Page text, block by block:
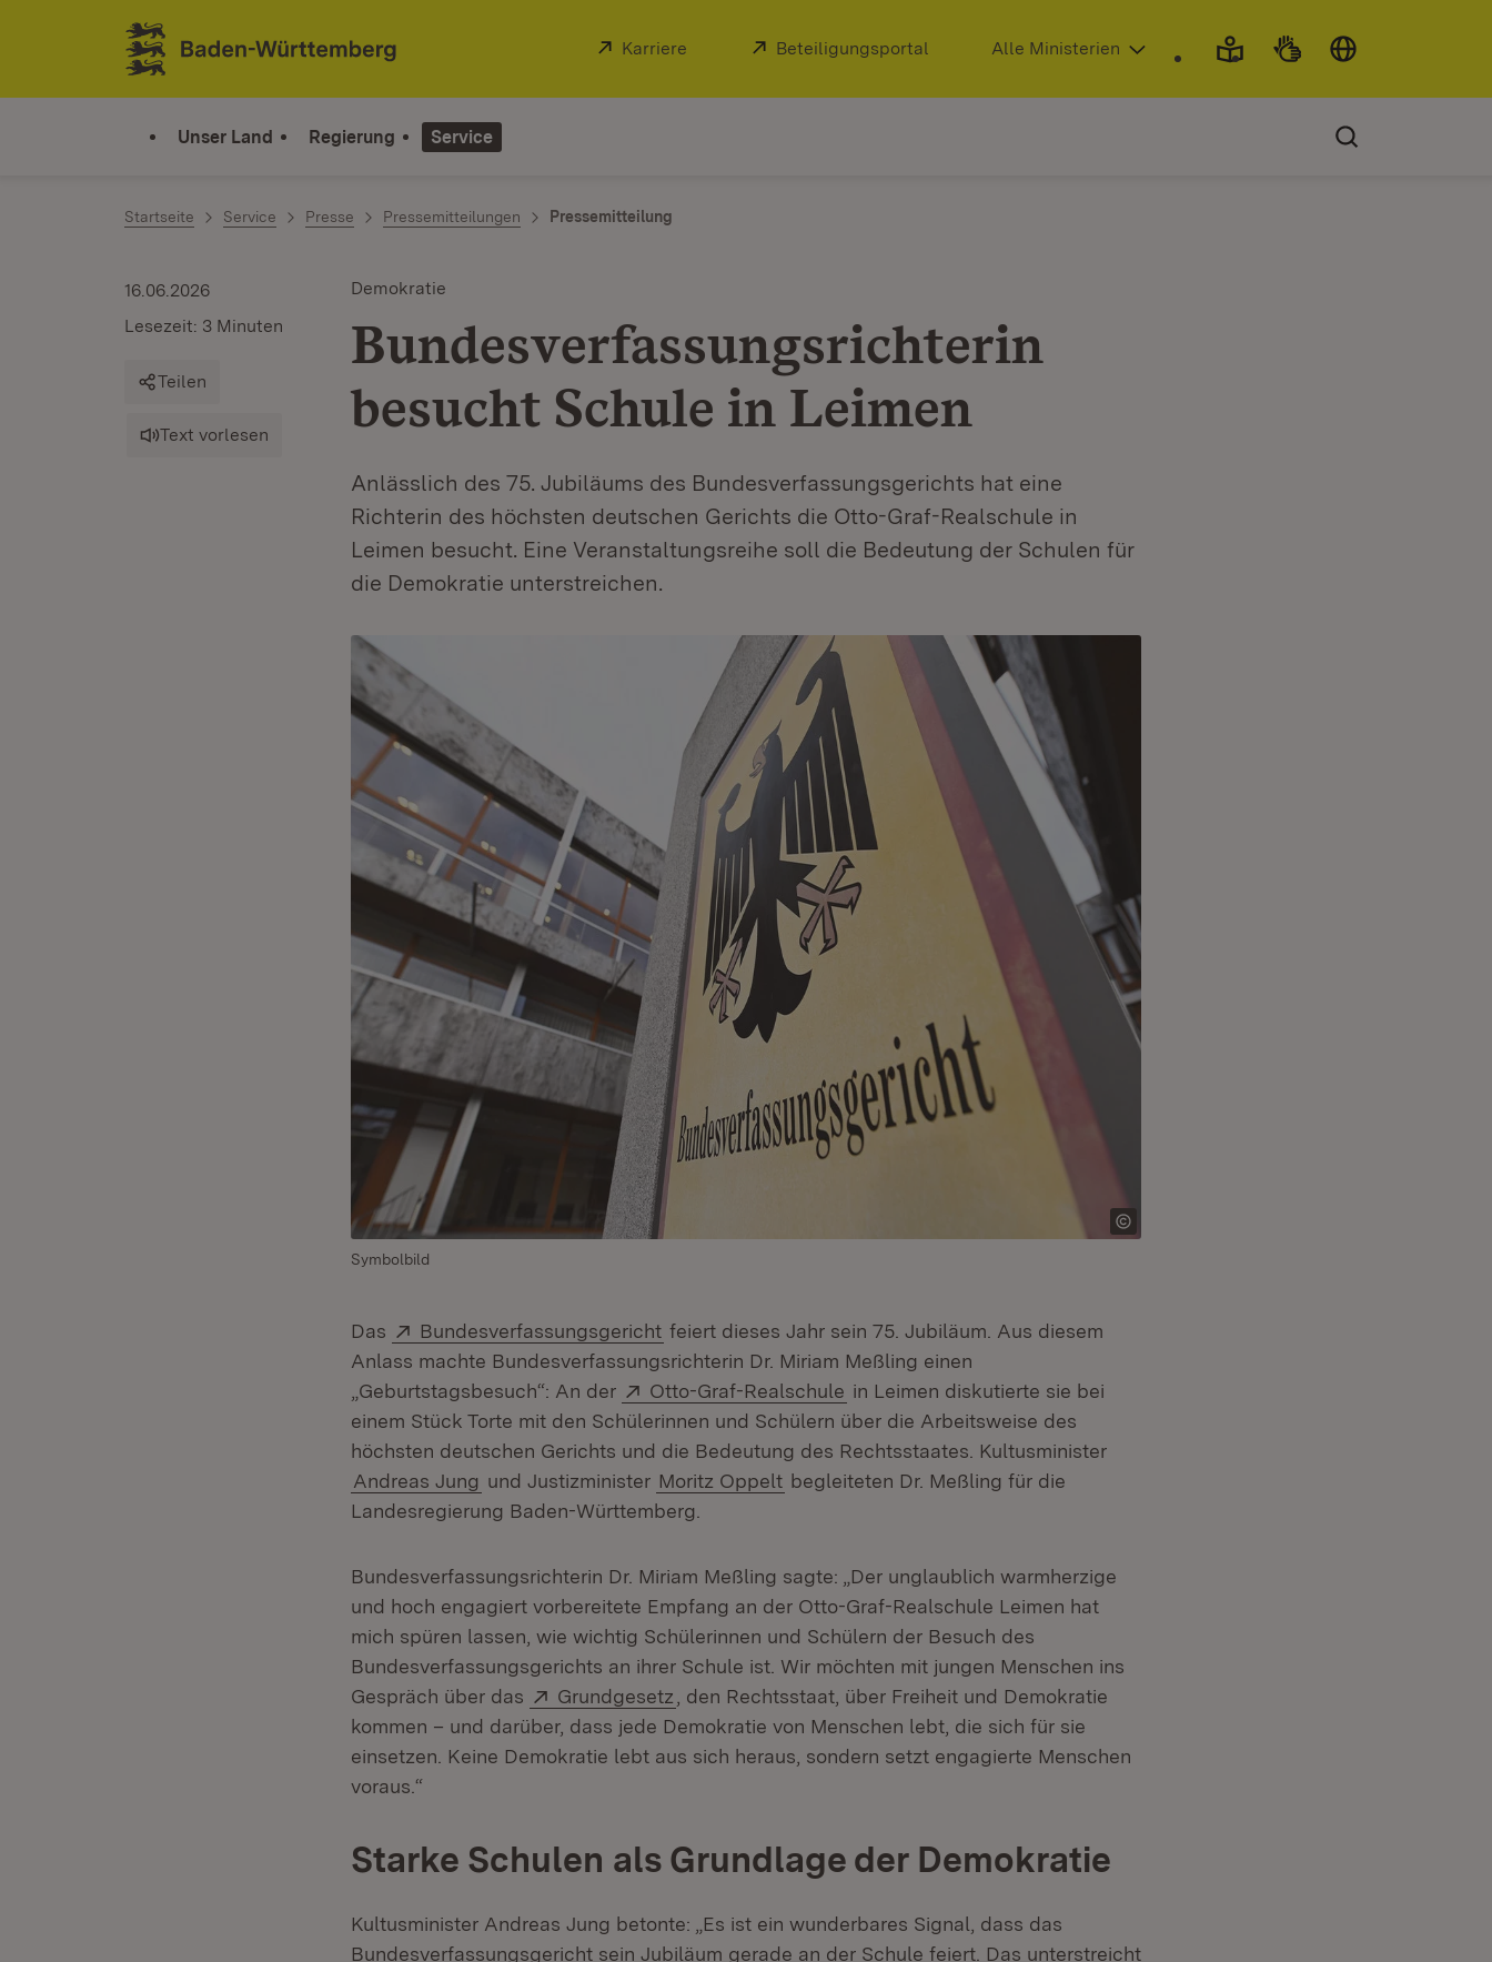
Zum Inhalt springen
Link zur Startseite
Extern:
Karriere (Öffnet in neuem Fenster)
Extern:
Beteiligungsportal (Öffnet in neuem Fenster)
Alle Ministerien
Unser Land Regierung Service
Startseite Service Presse Pressemitteilungen Pressemitteilung
Demokratie
Bundesverfassungsrichterin
besucht Schule in Leimen
Anlässlich des 75. Jubiläums des Bundesverfassungsgerichts hat eine
Richterin des höchsten deutschen Gerichts die Otto-Graf-Realschule in
Leimen besucht. Eine Veranstaltungsreihe soll die Bedeutung der Schulen für
die Demokratie unterstreichen.
16.06.2026
Lesezeit: 3 Minuten
Teilen
Text vorlesen
Symbolbild
Das Extern:
Bundesverfassungsgericht (Öffnet in neuem Fenster)
feiert dieses Jahr sein 75. Jubiläum. Aus diesem
Anlass machte Bundesverfassungsrichterin Dr. Miriam Meßling einen
„Geburtstagsbesuch“: An der
Extern:
Otto-Graf-Realschule (Öffnet in neuem Fenster)
in Leimen diskutierte sie bei
einem Stück Torte mit den Schülerinnen und Schülern über die Arbeitsweise des
höchsten deutschen Gerichts und die Bedeutung des Rechtsstaates. Kultusminister
Andreas Jung und Justizminister Moritz Oppelt begleiteten Dr. Meßling für die
Landesregierung Baden-Württemberg.
Bundesverfassungsrichterin Dr. Miriam Meßling sagte: „Der unglaublich warmherzige
und hoch engagiert vorbereitete Empfang an der Otto-Graf-Realschule Leimen hat
mich spüren lassen, wie wichtig Schülerinnen und Schülern der Besuch des
Bundesverfassungsgerichts an ihrer Schule ist. Wir möchten mit jungen Menschen ins
Gespräch über das
Extern:
Grundgesetz (Öffnet in neuem Fenster)
, den Rechtsstaat, über Freiheit und Demokratie
kommen – und darüber, dass jede Demokratie von Menschen lebt, die sich für sie
einsetzen. Keine Demokratie lebt aus sich heraus, sondern setzt engagierte Menschen
voraus.“
Starke Schulen als Grundlage der Demokratie
Kultusminister Andreas Jung betonte: „Es ist ein wunderbares Signal, dass das
Bundesverfassungsgericht sein Jubiläum gerade an der Schule feiert. Das unterstreicht